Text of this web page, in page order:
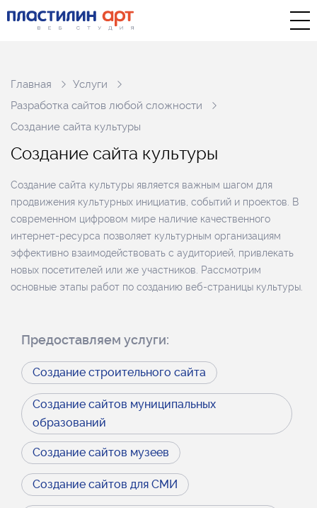
Главная
Услуги
Разработка сайтов любой сложности
Создание сайта культуры
Создание сайта культуры
Создание сайта культуры является важным шагом для
продвижения культурных инициатив, событий и проектов. В
современном цифровом мире наличие качественного
интернет-ресурса позволяет культурным организациям
эффективно взаимодействовать с аудиторией, привлекать
новых посетителей или же участников. Рассмотрим
основные этапы работ по созданию веб-страницы культуры.
Предоставляем услуги:
Создание строительного сайта
Создание сайтов муниципальных
образований
Создание сайтов музеев
Создание сайтов для СМИ